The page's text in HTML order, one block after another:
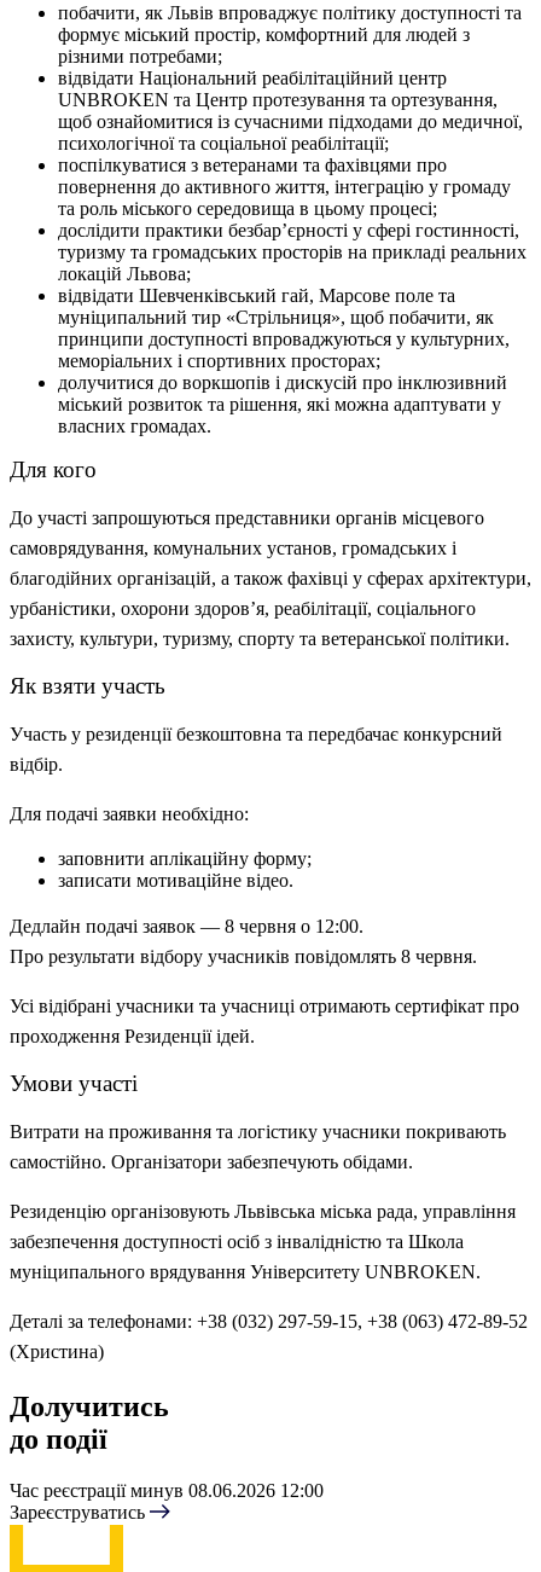
побачити, як Львів впроваджує політику доступності та
формує міський простір, комфортний для людей з
різними потребами;
відвідати Національний реабілітаційний центр
UNBROKEN та Центр протезування та ортезування,
щоб ознайомитися із сучасними підходами до медичної,
психологічної та соціальної реабілітації;
поспілкуватися з ветеранами та фахівцями про
повернення до активного життя, інтеграцію у громаду
та роль міського середовища в цьому процесі;
дослідити практики безбар’єрності у сфері гостинності,
туризму та громадських просторів на прикладі реальних
локацій Львова;
відвідати Шевченківський гай, Марсове поле та
муніципальний тир «Стрільниця», щоб побачити, як
принципи доступності впроваджуються у культурних,
меморіальних і спортивних просторах;
долучитися до воркшопів і дискусій про інклюзивний
міський розвиток та рішення, які можна адаптувати у
власних громадах.
Для кого
До участі запрошуються представники органів місцевого
самоврядування, комунальних установ, громадських і
благодійних організацій, а також фахівці у сферах архітектури,
урбаністики, охорони здоров’я, реабілітації, соціального
захисту, культури, туризму, спорту та ветеранської політики.
Як взяти участь
Участь у резиденції безкоштовна та передбачає конкурсний
відбір.
Для подачі заявки необхідно:
заповнити аплікаційну форму;
записати мотиваційне відео.
Дедлайн подачі заявок — 8 червня о 12:00.
Про результати відбору учасників повідомлять 8 червня.
Усі відібрані учасники та учасниці отримають сертифікат про
проходження Резиденції ідей.
Умови участі
Витрати на проживання та логістику учасники покривають
самостійно. Організатори забезпечують обідами.
Резиденцію організовують Львівська міська рада, управління
забезпечення доступності осіб з інвалідністю та Школа
муніципального врядування Університету UNBROKEN.
Деталі за телефонами: +38 (032) 297-59-15, +38 (063) 472-89-52
(Христина)
Долучитись
до події
Час реєстрації минув 08.06.2026 12:00
Зареєструватись